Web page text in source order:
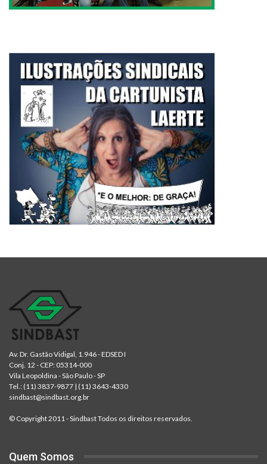
Av. Dr. Gastão Vidigal, 1.946 - EDSED I
Conj. 12 - CEP: 05314-000
Vila Leopoldina - São Paulo - SP
Tel.: (11) 3837-9877 | (11) 3643-4330
sindbast@sindbast.org.br
© Copyright 2011 - Sindbast Todos os direitos reservados.
Quem Somos